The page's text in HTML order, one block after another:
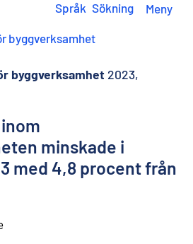
Språk Sökning Meny
byggverksamhet
byggverksamhet 2023,
minskade i
med 4,8 procent från